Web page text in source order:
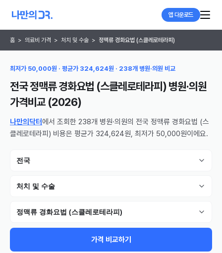
앱 다운로드
홈 > 의료비 가격 > 처치 및 수술 > 정맥류 경화요법 (스클레로테라피)
최저가 50,000원 · 평균가 324,624원 · 238개 병원·의원 비교
전국 정맥류 경화요법 (스클레로테라피) 병원·의원
가격비교 (2026)
나만의닥터 에서 조회한 238개 병원·의원의 전국 정맥류 경화요법 (스
클레로테라피) 비용은 평균가 324,624원, 최저가 50,000원이에요.
전국
처치 및 수술
정맥류 경화요법 (스클레로테라피)
가격 비교하기